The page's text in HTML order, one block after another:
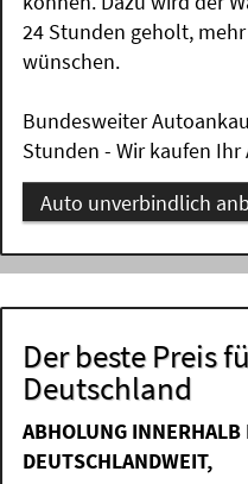
24 Stunden geholt,
wünschen.
Bundesweiter
Stunden - Wir kaufen
Auto unverbindlich
Der beste Preis
Deutschland
ABHOLUNG INNERHALB
DEUTSCHLANDWEIT,